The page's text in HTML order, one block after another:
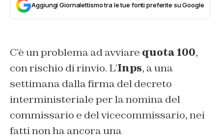
Aggiungi Giornalettismo tra le tue fonti preferite su Google
C’è un problema ad avviare quota 100,
con rischio di rinvio. L’Inps, a una
settimana dalla firma del decreto
interministeriale per la nomina del
commissario e del vicecommissario, nei
fatti non ha ancora una